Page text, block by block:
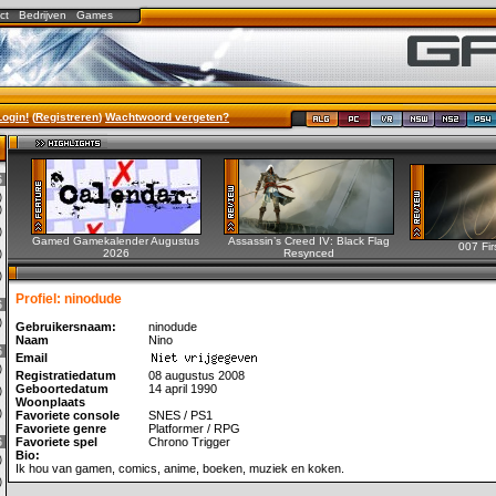
Bedrijven Games
(Registreren)Wachtwoord vergeten?
Gamed Gamekalender Augustus
2026
Assassin’s Creed IV: Black Flag
Resynced
007
Profiel: ninodude
Gebruikersnaam:
ninodude
Naam
Nino
Email
Registratiedatum
08 augustus 2008
Geboortedatum
14 april 1990
Woonplaats
Favoriete console
SNES / PS1
Favoriete genre
Platformer / RPG
Favoriete spel
Chrono Trigger
Bio:
Ik hou van gamen, comics, anime, boeken, muziek en koken.